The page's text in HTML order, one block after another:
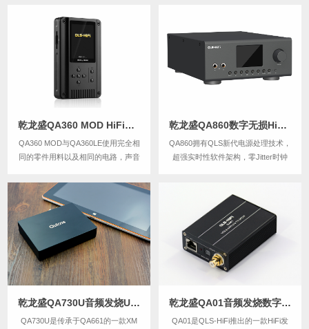
力、声音的饱满度、宽松感。她得彻
底与数码声不相干，声音要流畅，一
定要流畅，要温暧，要饱满，还得要
鲜活，开扬，...
到QA661研发过程中积累的好几项信
号处理技术，也包含了我（陈学
乾）...
乾龙盛QA360 MOD HiFi无损音乐播放器
QA360 MOD与QA360LE使用完全相
同的零件用料以及相同的电路，声音
的声音特质会成为一代经典，相比普
通版其声音更稳，层次更好，更细
腻、饱满结实，同时还更温润自然、
有质感。纵向声场与结像还会...
乾龙盛QA860数字无损HiFi音乐播放器
QA860拥有QLS新代电源处理技术，
超强实时性软件架构，零Jitter时钟
感，背景静如深海，声音鲜活润泽、
干净、通透，饱满大气，声场开阔，
两端延伸极佳，整体声音直接、透
明、有活...
乾龙盛QA730U音频发烧USB数字界面(数字声卡）
QA730U是传承于QA661的一款XM
乾龙盛QA01音频发烧数字介面
QA01是QLS-HiFi推出的一款HiFi发